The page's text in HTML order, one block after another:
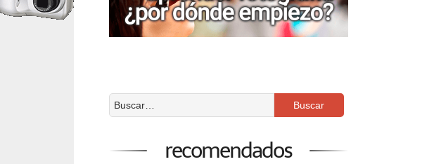
recomendados